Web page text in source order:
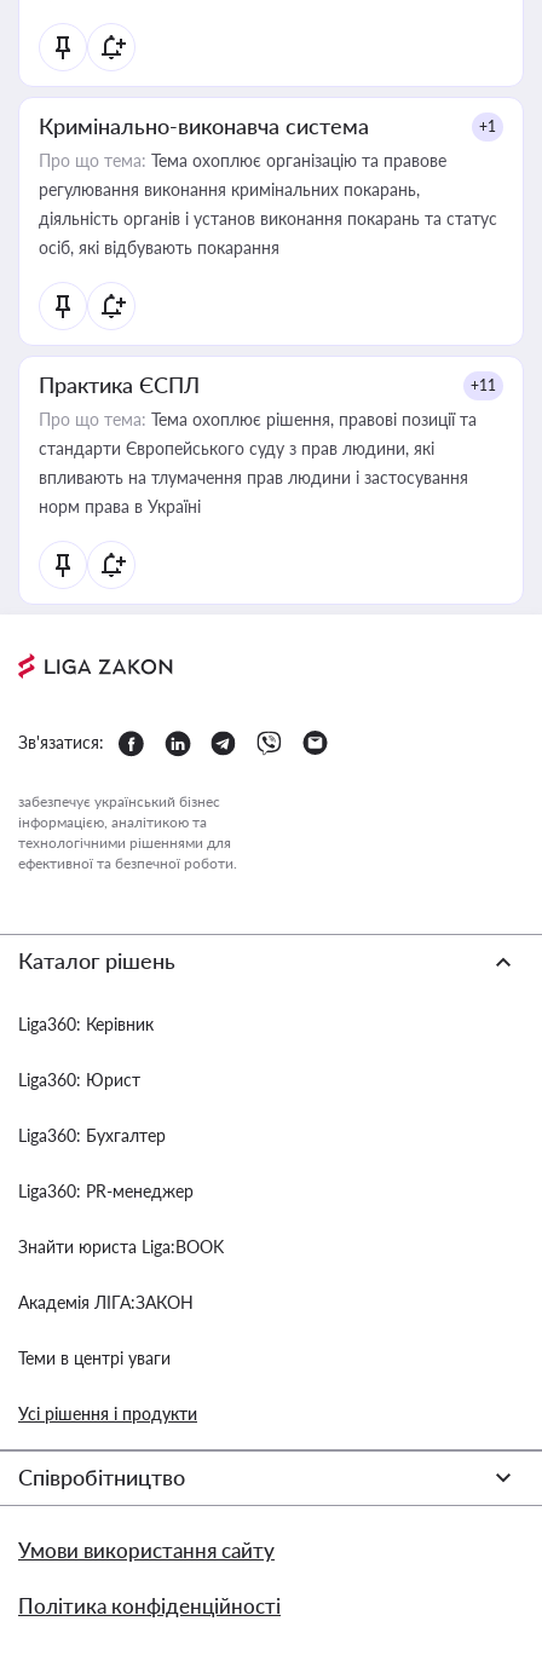
Кримінально-виконавча система +1
Про що тема: Тема охоплює організацію та правове
регулювання виконання кримінальних покарань,
діяльність органів і установ виконання покарань та статус
осіб, які відбувають покарання
Практика ЄСПЛ +11
Про що тема: Тема охоплює рішення, правові позиції та
стандарти Європейського суду з прав людини, які
впливають на тлумачення прав людини і застосування
норм права в Україні
Зв'язатися:
забезпечує український бізнес
інформацією, аналітикою та
технологічними рішеннями для
ефективної та безпечної роботи.
Каталог рішень
Liga360: Керівник
Liga360: Юрист
Liga360: Бухгалтер
Liga360: PR-менеджер
Знайти юриста Liga:BOOK
Академія ЛІГА:ЗАКОН
Теми в центрі уваги
Усі рішення і продукти
Співробітництво
Умови використання сайту
Політика конфіденційності